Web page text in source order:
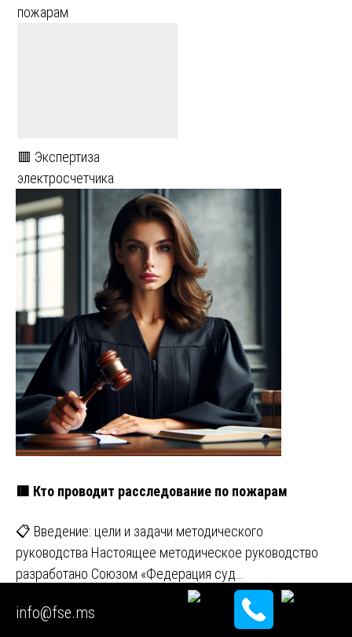
пожарам
🟥 Экспертиза
электросчетчика
🟥 Кто проводит расследование по пожарам
📋 Введение: цели и задачи методического
руководства Настоящее методическое руководство
разработано Союзом «Федерация суд…
info@fse.ms